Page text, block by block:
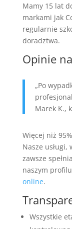
Mamy 15 lat
markami jak
regularnie
doradztwa.
Opinie
„Po
Marek K.,
Więcej niż
Nasze usługi,
zawsze
naszym
online.
Wszystkie